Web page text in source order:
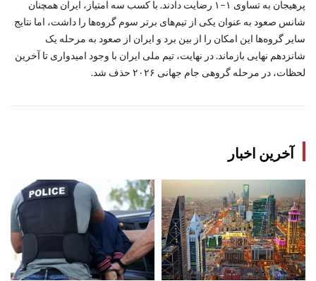
پرهیجان به تساوی ۱–۱ رضایت دادند. با کسب سه امتیاز، ایران همچنان
شانس صعود به‌ عنوان یکی از تیم‌های برتر سوم گروه‌ها را داشت، اما نتایج
سایر گروه‌ها این امکان را از بین برد و ایران از صعود به مرحله یک
‌شانزدهم نهایی بازماند. در نهایت، تیم ملی ایران با وجود امیدواری تا آخرین
لحظات، در مرحله گروهی جام جهانی ۲۰۲۶ حذف شد.
آخرین اخبار